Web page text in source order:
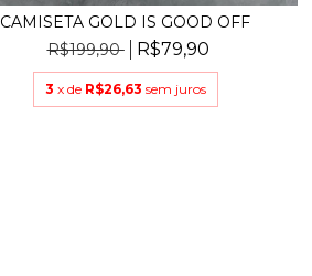
CAMISETA GOLD IS GOOD OFF
R$199,90
R$79,90
3 x de R$26,63 sem juros